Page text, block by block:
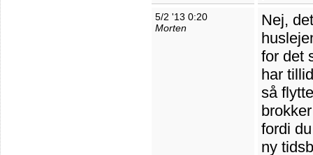
5/2 '13 0:20
Morten
Nej,
for det
har
så
fordi
ny